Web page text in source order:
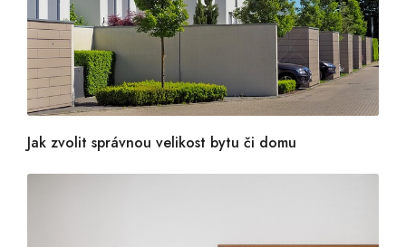
Jak zvolit správnou velikost bytu či domu